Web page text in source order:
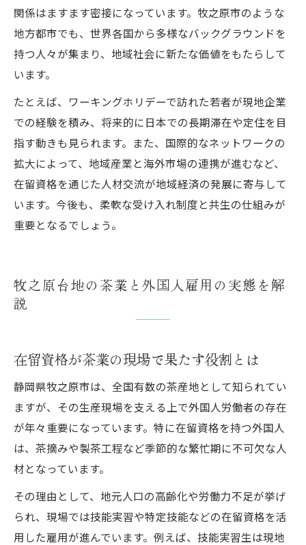
関係はますます密接になっています。牧之原市のような
地方都市でも、世界各国から多様なバックグラウンドを
持つ人々が集まり、地域社会に新たな価値をもたらして
います。
たとえば、ワーキングホリデーで訪れた若者が現地企業
での経験を積み、将来的に日本での長期滞在や定住を目
指す動きも見られます。また、国際的なネットワークの
拡大によって、地域産業と海外市場の連携が進むなど、
在留資格を通じた人材交流が地域経済の発展に寄与して
います。今後も、柔軟な受け入れ制度と共生の仕組みが
重要となるでしょう。
牧之原台地の茶業と外国人雇用の実態を解
説
在留資格が茶業の現場で果たす役割とは
静岡県牧之原市は、全国有数の茶産地として知られてい
ますが、その生産現場を支える上で外国人労働者の存在
が年々重要になっています。特に在留資格を持つ外国人
は、茶摘みや製茶工程など季節的な繁忙期に不可欠な人
材となっています。
その理由として、地元人口の高齢化や労働力不足が挙げ
られ、現場では技能実習や特定技能などの在留資格を活
用した雇用が進んでいます。例えば、技能実習生は現地